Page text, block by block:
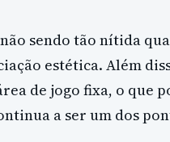
sendo tão nítida
estética. Além
de jogo fixa, o que
a ser um dos